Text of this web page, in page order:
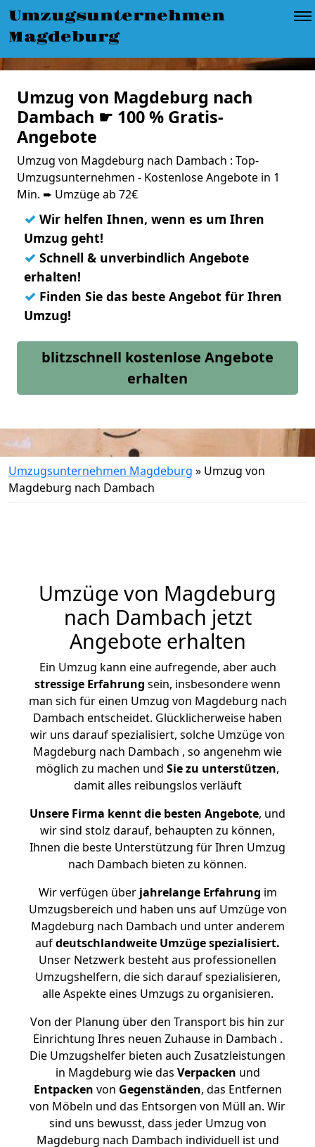
Umzugsunternehmen
Magdeburg
Umzug von Magdeburg nach
Dambach ☛ 100 % Gratis-
Angebote
Umzug von Magdeburg nach Dambach : Top-
Umzugsunternehmen - Kostenlose Angebote in 1
Min. ➨ Umzüge ab 72€
✓ Wir helfen Ihnen, wenn es um Ihren
Umzug geht!
✓ Schnell & unverbindlich Angebote
erhalten!
✓ Finden Sie das beste Angebot für Ihren
Umzug!
blitzschnell kostenlose Angebote
erhalten
Umzugsunternehmen Magdeburg » Umzug von
Magdeburg nach Dambach
Umzüge von Magdeburg
nach Dambach jetzt
Angebote erhalten
Ein Umzug kann eine aufregende, aber auch
stressige Erfahrung sein, insbesondere wenn
man sich für einen Umzug von Magdeburg nach
Dambach entscheidet. Glücklicherweise haben
wir uns darauf spezialisiert, solche Umzüge von
Magdeburg nach Dambach , so angenehm wie
möglich zu machen und Sie zu unterstützen,
damit alles reibungslos verläuft
Unsere Firma kennt die besten Angebote, und
wir sind stolz darauf, behaupten zu können,
Ihnen die beste Unterstützung für Ihren Umzug
nach Dambach bieten zu können.
Wir verfügen überjahrelange Erfahrung im
Umzugsbereich und haben uns auf Umzüge von
Magdeburg nach Dambach und unter anderem
aufdeutschlandweite Umzüge spezialisiert.
Unser Netzwerk besteht aus professionellen
Umzugshelfern, die sich darauf spezialisieren,
alle Aspekte eines Umzugs zu organisieren.
Von der Planung über den Transport bis hin zur
Einrichtung Ihres neuen Zuhause in Dambach .
Die Umzugshelfer bieten auch Zusatzleistungen
in Magdeburg wie das Verpacken und
Entpacken von Gegenständen, das Entfernen
von Möbeln und das Entsorgen von Müll an. Wir
sind uns bewusst, dass jeder Umzug von
Magdeburg nach Dambach individuell ist und